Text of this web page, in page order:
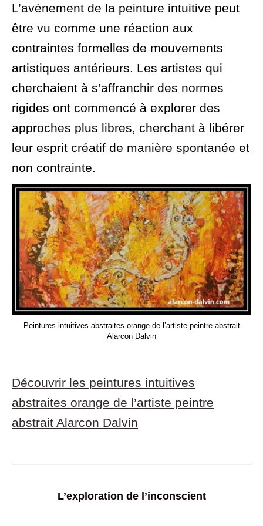
L’avènement de la peinture intuitive peut
être vu comme une réaction aux
contraintes formelles de mouvements
artistiques antérieurs. Les artistes qui
cherchaient à s’affranchir des normes
rigides ont commencé à explorer des
approches plus libres, cherchant à libérer
leur esprit créatif de manière spontanée et
non contrainte.
Peintures intuitives abstraites orange de l’artiste peintre abstrait
Alarcon Dalvin
Découvrir les peintures intuitives
abstraites orange de l’artiste peintre
abstrait Alarcon Dalvin
L’exploration de l’inconscient